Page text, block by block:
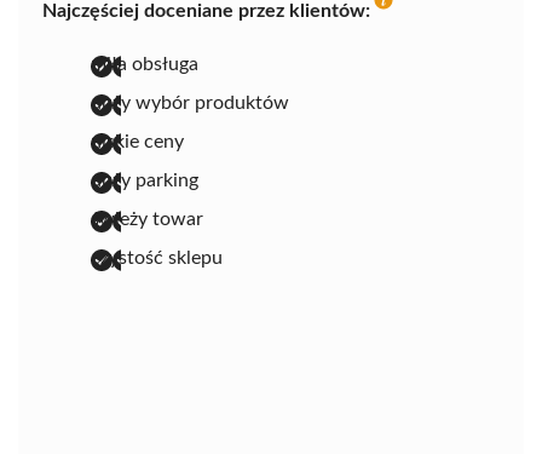
Najczęściej doceniane przez klientów:
miła obsługa
duży wybór produktów
niskie ceny
duży parking
świeży towar
czystość sklepu